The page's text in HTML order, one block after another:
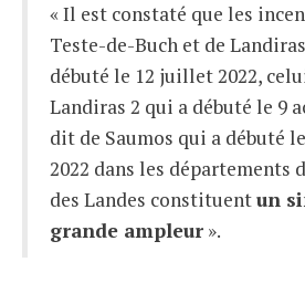
« Il est constaté que les
Teste-de-Buch et de
débuté le 12 juillet 2022,
Landiras 2 qui a débuté le 9
dit de Saumos qui a débuté
2022 dans les départements
des Landes constituentun
grande ampleur ».